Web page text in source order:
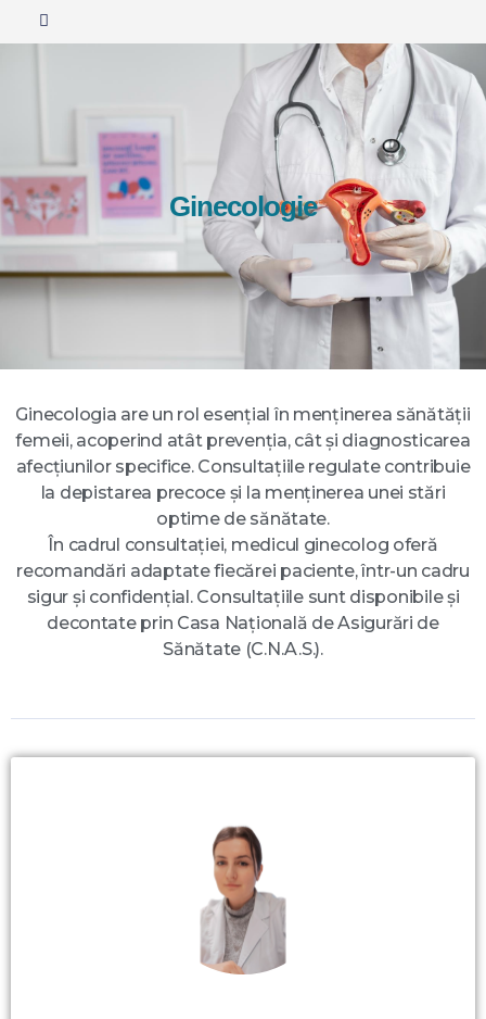
Ginecologie
Ginecologia are un rol esențial în menținerea sănătății
femeii, acoperind atât prevenția, cât și diagnosticarea
afecțiunilor specifice. Consultațiile regulate contribuie
la depistarea precoce și la menținerea unei stări
optime de sănătate.
În cadrul consultației, medicul ginecolog oferă
recomandări adaptate fiecărei paciente, într-un cadru
sigur și confidențial. Consultațiile sunt disponibile și
decontate prin Casa Națională de Asigurări de
Sănătate (C.N.A.S.).